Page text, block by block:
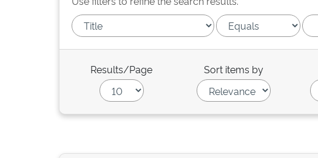
Results/Page Sort items by